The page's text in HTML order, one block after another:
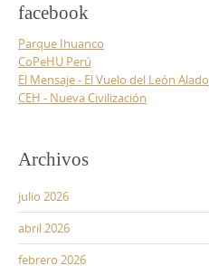
facebook
Parque Ihuanco
CoPeHU Perú
El Mensaje - El Vuelo del León Alado
CEH - Nueva Civilización
Archivos
julio 2026
abril 2026
febrero 2026